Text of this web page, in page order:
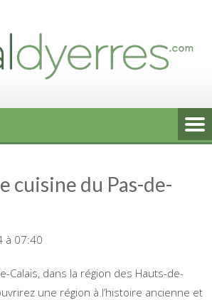
cuisine du Pas-de-
à 07:40
Calais, dans la région des Hauts-de-
une région à l’histoire ancienne et